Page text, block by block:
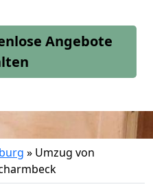
Angebote
» Umzug von